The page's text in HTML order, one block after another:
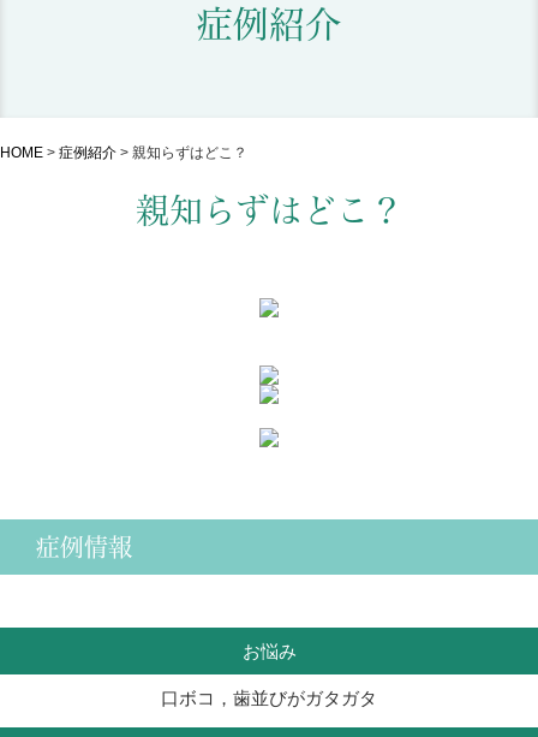
症例紹介
HOME > 症例紹介 > 親知らずはどこ？
親知らずはどこ？
症例情報
お悩み
口ボコ，歯並びがガタガタ